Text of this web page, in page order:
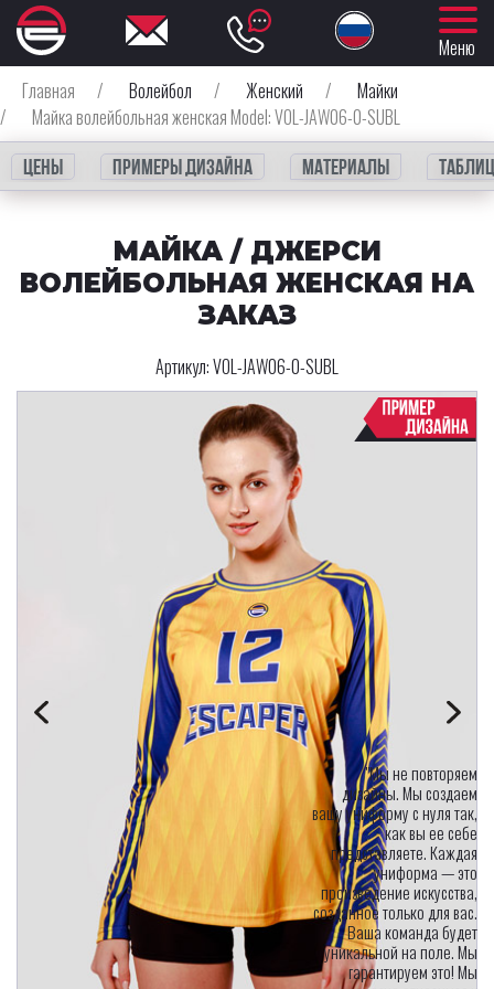
Меню
Главная
/ Волейбол / Женский /
Майки
/
Майка волейбольная женская Model: VOL-JAW06-0-SUBL
Цены Примеры дизайна Материалы
МАЙКА / ДЖЕРСИ
ВОЛЕЙБОЛЬНАЯ ЖЕНСКАЯ НА
ЗАКАЗ
Артикул:VOL-JAW06-0-SUBL
"Мы не повторяем
дизайны. Мы создаем
вашу униформу с нуля так,
как вы ее себе
представляете. Каждая
униформа — это
произведение искусства,
созданное только для вас.
Ваша команда будет
уникальной на поле. Мы
гарантируем это! Мы